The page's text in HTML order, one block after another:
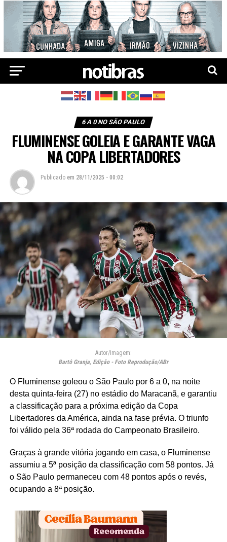
6 A 0 NO SÃO PAULO
FLUMINENSE GOLEIA E GARANTE VAGA
NA COPA LIBERTADORES
Publicado em 28/11/2025 - 00:02
Autor/Imagem:
Bartô Granja, Edição - Foto Reprodução/ABr
O Fluminense goleou o São Paulo por 6 a 0, na noite
desta quinta-feira (27) no estádio do Maracanã, e garantiu
a classificação para a próxima edição da Copa
Libertadores da América, ainda na fase prévia. O triunfo
foi válido pela 36ª rodada do Campeonato Brasileiro.
Graças à grande vitória jogando em casa, o Fluminense
assumiu a 5ª posição da classificação com 58 pontos. Já
o São Paulo permaneceu com 48 pontos após o revés,
ocupando a 8ª posição.